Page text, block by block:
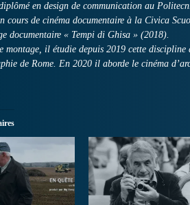
en design de communication au
cours de cinéma documentaire à la Civica
documentaire « Tempi di Ghisa » (2018).
montage, il étudie depuis 2019 cette discipline
de Rome. En 2020 il aborde le cinéma